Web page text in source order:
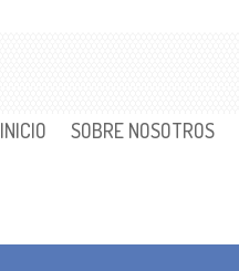
INICIO SOBRE NOSOTROS